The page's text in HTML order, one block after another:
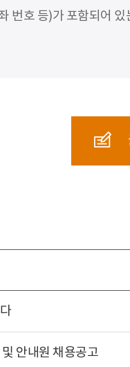
번호 등)가 포함되어
안내원 채용공고